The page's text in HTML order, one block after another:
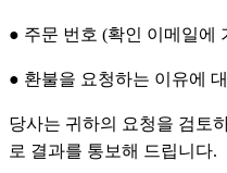
● 주문 번호 (확인 이메일에
● 환불을 요청하는 이유에
당사는 귀하의 요청을 검토
로 결과를 통보해 드립니다.